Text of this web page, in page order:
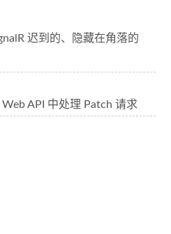
迟到的、隐藏在角落的
Web API 中处理 Patch 请求